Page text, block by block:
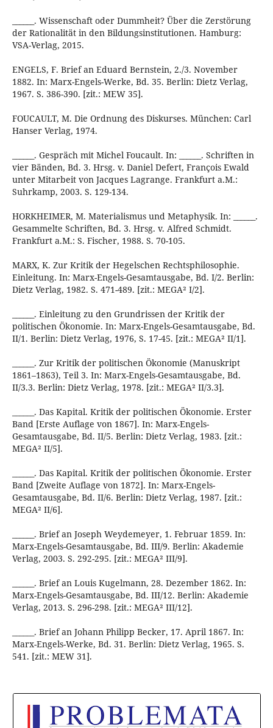
______. Wissenschaft oder Dummheit? Über die Zerstörung
der Rationalität in den Bildungsinstitutionen. Hamburg:
VSA-Verlag, 2015.
ENGELS, F. Brief an Eduard Bernstein, 2./3. November
1882. In: Marx-Engels-Werke, Bd. 35. Berlin: Dietz Verlag,
1967. S. 386-390. [zit.: MEW 35].
FOUCAULT, M. Die Ordnung des Diskurses. München: Carl
Hanser Verlag, 1974.
______. Gespräch mit Michel Foucault. In: ______. Schriften in
vier Bänden, Bd. 3. Hrsg. v. Daniel Defert, François Ewald
unter Mitarbeit von Jacques Lagrange. Frankfurt a.M.:
Suhrkamp, 2003. S. 129-134.
HORKHEIMER, M. Materialismus und Metaphysik. In: ______.
Gesammelte Schriften, Bd. 3. Hrsg. v. Alfred Schmidt.
Frankfurt a.M.: S. Fischer, 1988. S. 70-105.
MARX, K. Zur Kritik der Hegelschen Rechtsphilosophie.
Einleitung. In: Marx-Engels-Gesamtausgabe, Bd. I/2. Berlin:
Dietz Verlag, 1982. S. 471-489. [zit.: MEGA² I/2].
______. Einleitung zu den Grundrissen der Kritik der
politischen Ökonomie. In: Marx-Engels-Gesamtausgabe, Bd.
II/1. Berlin: Dietz Verlag, 1976, S. 17-45. [zit.: MEGA² II/1].
______. Zur Kritik der politischen Ökonomie (Manuskript
1861–1863), Teil 3. In: Marx-Engels-Gesamtausgabe, Bd.
II/3.3. Berlin: Dietz Verlag, 1978. [zit.: MEGA² II/3.3].
______. Das Kapital. Kritik der politischen Ökonomie. Erster
Band [Erste Auflage von 1867]. In: Marx-Engels-
Gesamtausgabe, Bd. II/5. Berlin: Dietz Verlag, 1983. [zit.:
MEGA² II/5].
______. Das Kapital. Kritik der politischen Ökonomie. Erster
Band [Zweite Auflage von 1872]. In: Marx-Engels-
Gesamtausgabe, Bd. II/6. Berlin: Dietz Verlag, 1987. [zit.:
MEGA² II/6].
______. Brief an Joseph Weydemeyer, 1. Februar 1859. In:
Marx-Engels-Gesamtausgabe, Bd. III/9. Berlin: Akademie
Verlag, 2003. S. 292-295. [zit.: MEGA² III/9].
______. Brief an Louis Kugelmann, 28. Dezember 1862. In:
Marx-Engels-Gesamtausgabe, Bd. III/12. Berlin: Akademie
Verlag, 2013. S. 296-298. [zit.: MEGA² III/12].
______. Brief an Johann Philipp Becker, 17. April 1867. In:
Marx-Engels-Werke, Bd. 31. Berlin: Dietz Verlag, 1965. S.
541. [zit.: MEW 31].